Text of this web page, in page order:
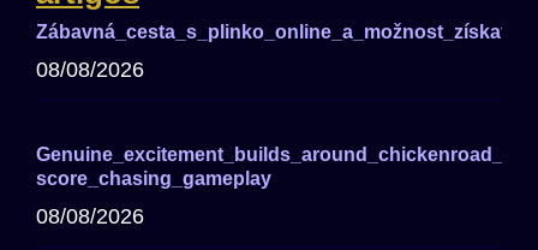
08/08/2026
score_chasing_gameplay
08/08/2026